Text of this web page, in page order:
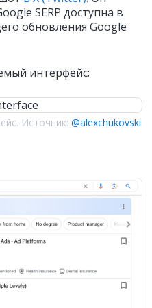
SERP доступна в
обновления Google
интерфейс:
Источник: @alexchukovski